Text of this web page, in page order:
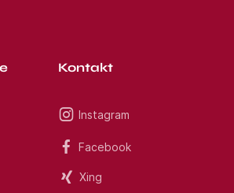
Kontakt
Instagram
Facebook
Xing